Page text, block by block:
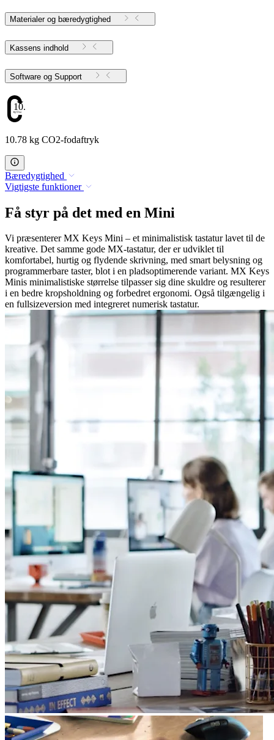
Materialer og bæredygtighed
Kassens indhold
Software og Support
10.78
10.78 kg CO2-fodaftryk
Bæredygtighed
Vigtigste funktioner
Få styr på det med en Mini
Vi præsenterer MX Keys Mini – et minimalistisk tastatur lavet til de
kreative. Det samme gode MX-tastatur, der er udviklet til
komfortabel, hurtig og flydende skrivning, med smart belysning og
programmerbare taster, blot i en pladsoptimerende variant. MX Keys
Minis minimalistiske størrelse tilpasser sig dine skuldre og resulterer
i en bedre kropsholdning og forbedret ergonomi. Også tilgængelig i
en fullsizeversion med integreret numerisk tastatur.